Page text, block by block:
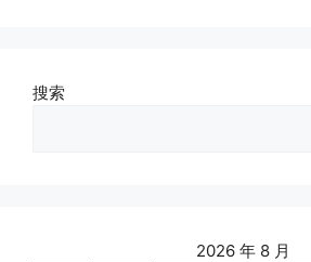
搜索
2026 年 8 月